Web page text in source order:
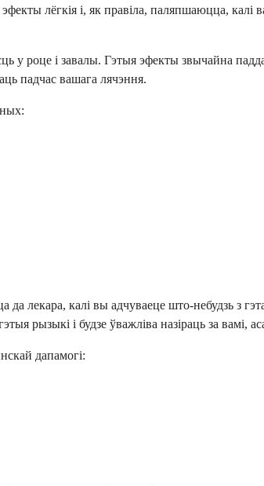
лёгкія і, як правіла, паляпшаюцца, калі
роце і завалы. Гэтыя эфекты звычайна
падчас вашага лячэння.
лекара, калі вы адчуваеце што-небудзь з
рызыкі і будзе ўважліва назіраць за вамі,
дапамогі: